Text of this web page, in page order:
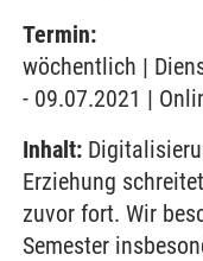
Termin:
wöchentlich |
- 09.07.2021 |
Inhalt:
Erziehung
zuvor fort. Wir
Semester